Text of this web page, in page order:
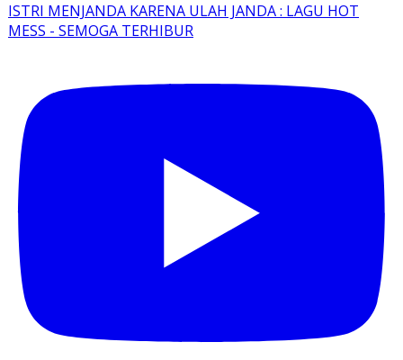
ISTRI MENJANDA KARENA ULAH JANDA : LAGU HOT
MESS - SEMOGA TERHIBUR